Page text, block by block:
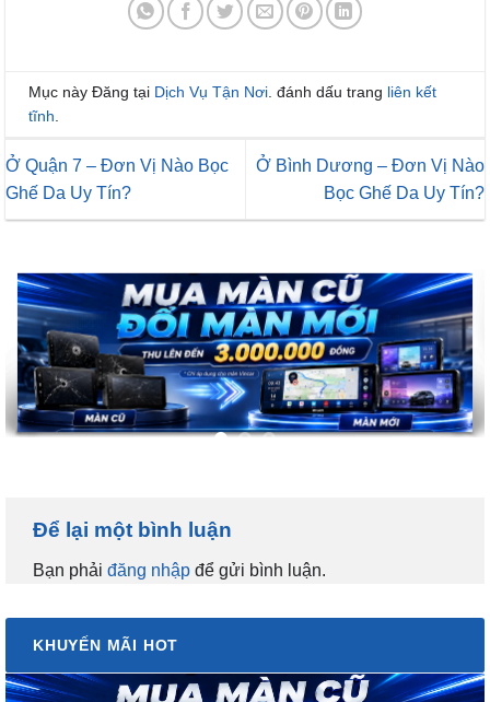
Mục này Đăng tại Dịch Vụ Tận Nơi . đánh dấu trang liên kết
tĩnh
Ở Quận 7 – Đơn Vị Nào Bọc
Ghế Da Uy Tín?
Ở Bình Dương – Đơn Vị Nào
Bọc Ghế Da Uy Tín?
Để lại một bình luận
Bạn phải đăng nhập để gửi bình luận.
KHUYẾN MÃI HOT